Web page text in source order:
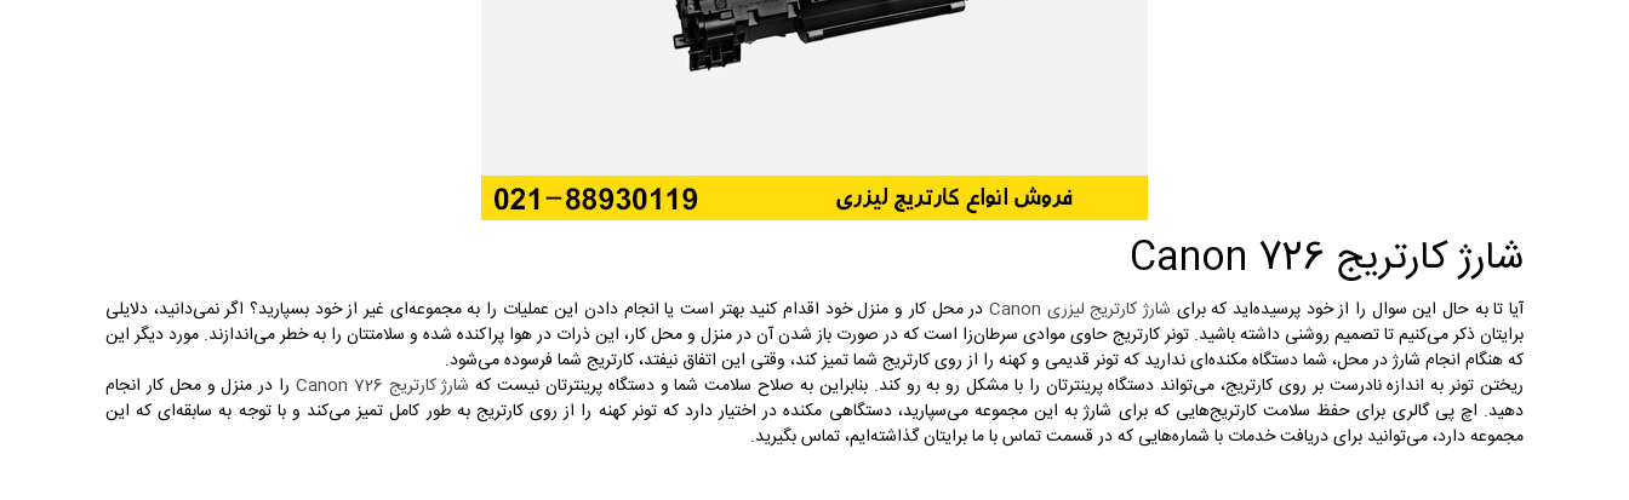
شارژ کارتریج Canon 726
آیا تا به حال این سوال را از خود پرسیده‌اید که برای شارژ کارتریج لیزری Canon
در محل کار و منزل خود اقدام کنید بهتر است یا انجام دادن این عملیات را به مجموعه‌ای غیر از خود بسپارید؟ اگر نمی‌دانید، دلایلی
برایتان ذکر می‌کنیم تا تصمیم روشنی داشته باشید. تونر کارتریج حاوی موادی سرطان‌زا است که در صورت باز شدن آن در منزل و محل کار، این ذرات در هوا پراکنده شده و سلامتتان را به خطر می‌اندازند. مورد دیگر این
که هنگام انجام شارژ در محل، شما دستگاه مکنده‌ای ندارید که تونر قدیمی و کهنه را از روی کارتریج شما تمیز کند، وقتی این اتفاق نیفتد، کارتریج شما فرسوده می‌شود.
ریختن تونر به اندازه نادرست بر روی کارتریج، می‌تواند دستگاه پرینترتان را با مشکل رو به رو کند. بنابراین به صلاح سلامت شما و دستگاه پرینترتان نیست که شارژ کارتریج Canon 726
را در منزل و محل کار انجام
دهید. اچ پی گالری برای حفظ سلامت کارتریج‌هایی که برای شارژ به این مجموعه می‌سپارید، دستگاهی مکنده در اختیار دارد که تونر کهنه را از روی کارتریج به طور کامل تمیز می‌کند و با توجه به سابقه‌ای که این
مجموعه دارد، می‌توانید برای دریافت خدمات با شماره‌هایی که در قسمت تماس با ما برایتان گذاشته‌‌ایم، تماس بگیرید.